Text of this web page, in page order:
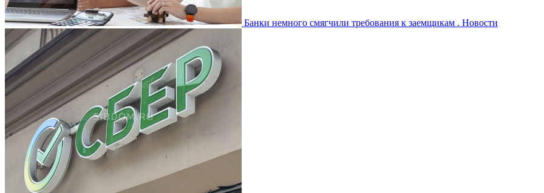
Банки немного смягчили требования к заемщикам . Новости